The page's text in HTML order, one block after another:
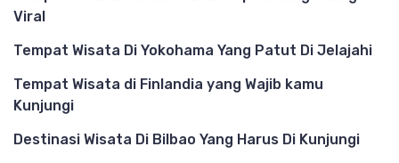
Viral
Tempat Wisata Di Yokohama Yang Patut Di Jelajahi
Tempat Wisata di Finlandia yang Wajib kamu
Kunjungi
Destinasi Wisata Di Bilbao Yang Harus Di Kunjungi